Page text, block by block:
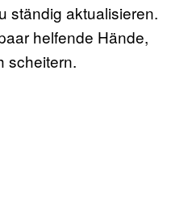
ständig aktualisieren.
helfende Hände,
scheitern.